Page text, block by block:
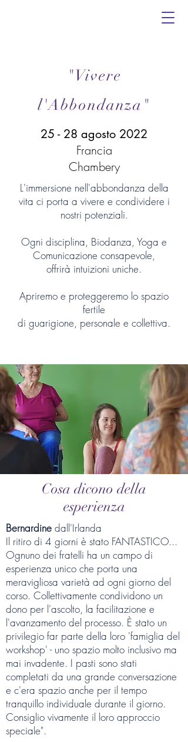
L'immersione nell'abbondanza della
vita ci porta a vivere e condividere i
nostri potenziali.
Ogni disciplina, Biodanza, Yoga e
Comunicazione consapevole,
offrirà intuizioni uniche.
Apriremo e proteggeremo lo spazio
fertile
di guarigione, personale e collettiva.
"Vivere
l'Abbondanza"
25 - 28 agosto 2022
Francia
Chambery
Cosa dicono della
esperienza
Bernardine dall'Irlanda
Il ritiro di 4 giorni è stato FANTASTICO...
Ognuno dei fratelli ha un campo di
esperienza unico che porta una
meravigliosa varietà ad ogni giorno del
corso. Collettivamente condividono un
dono per l'ascolto, la facilitazione e
l'avanzamento del processo. È stato un
privilegio far parte della loro 'famiglia del
workshop' - uno spazio molto inclusivo ma
mai invadente. I pasti sono stati
completati da una grande conversazione
e c'era spazio anche per il tempo
tranquillo individuale durante il giorno.
Consiglio vivamente il loro approccio
speciale".